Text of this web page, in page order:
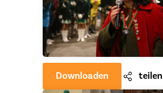
Downloaden teilen